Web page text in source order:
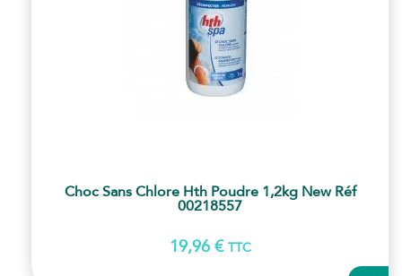
Choc Sans Chlore Hth Poudre 1,2kg New Réf
00218557
19,96 € TTC